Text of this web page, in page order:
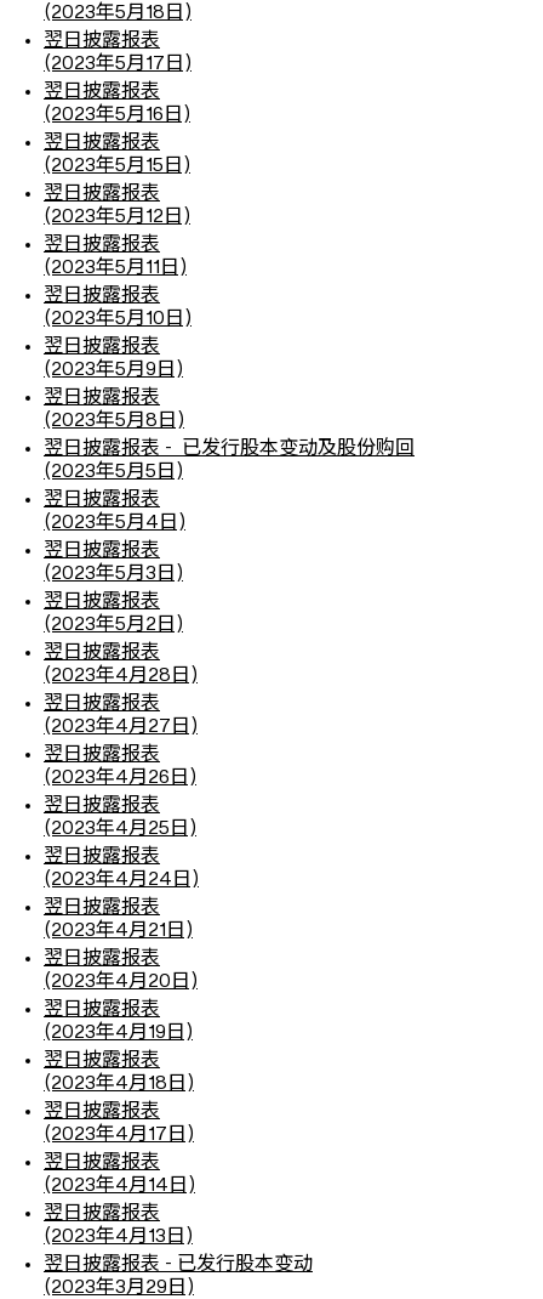
(2023年5月18日)
翌日披露报表
(2023年5月17日)
翌日披露报表
(2023年5月16日)
翌日披露报表
(2023年5月15日)
翌日披露报表
(2023年5月12日)
翌日披露报表
(2023年5月11日)
翌日披露报表
(2023年5月10日)
翌日披露报表
(2023年5月9日)
翌日披露报表
(2023年5月8日)
翌日披露报表 - 已发行股本变动及股份购回
(2023年5月5日)
翌日披露报表
(2023年5月4日)
翌日披露报表
(2023年5月3日)
翌日披露报表
(2023年5月2日)
翌日披露报表
(2023年4月28日)
翌日披露报表
(2023年4月27日)
翌日披露报表
(2023年4月26日)
翌日披露报表
(2023年4月25日)
翌日披露报表
(2023年4月24日)
翌日披露报表
(2023年4月21日)
翌日披露报表
(2023年4月20日)
翌日披露报表
(2023年4月19日)
翌日披露报表
(2023年4月18日)
翌日披露报表
(2023年4月17日)
翌日披露报表
(2023年4月14日)
翌日披露报表
(2023年4月13日)
翌日披露报表 - 已发行股本变动
(2023年3月29日)